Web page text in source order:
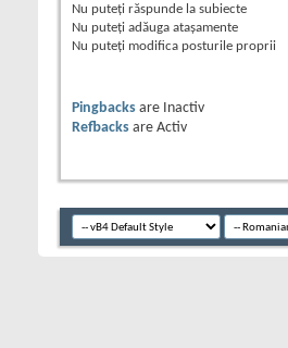
Nu puteţi răspunde la subiecte
Nu puteţi adăuga ataşamente
Nu puteţi modifica posturile proprii
Pingbacks are
Inactiv
Refbacks are Activ